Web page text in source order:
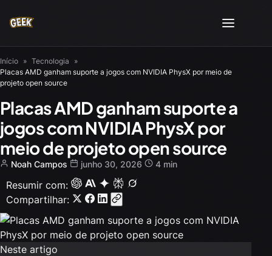
Início » Tecnologia
»
Placas AMD ganham suporte a jogos com NVIDIA PhysX por meio de
projeto open source
Placas AMD ganham suporte a
jogos com NVIDIA PhysX por
meio de projeto open source
Noah Campos junho 30, 2026 4 min
Resumir com:
Compartilhar:
Neste artigo